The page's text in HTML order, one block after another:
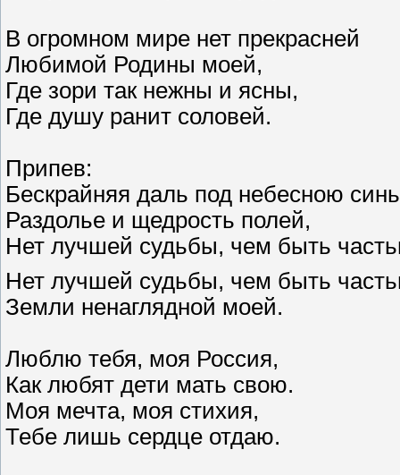
В огромном мире нет прекрасней
Любимой Родины моей,
Где зори так нежны и ясны,
Где душу ранит соловей.
Припев:
Бескрайняя даль под небесною
Раздолье и щедрость полей,
Нет лучшей судьбы, чем быть
Нет лучшей судьбы, чем быть
Земли ненаглядной моей.
Люблю тебя, моя Россия,
Как любят дети мать свою.
Моя мечта, моя стихия,
Тебе лишь сердце отдаю.